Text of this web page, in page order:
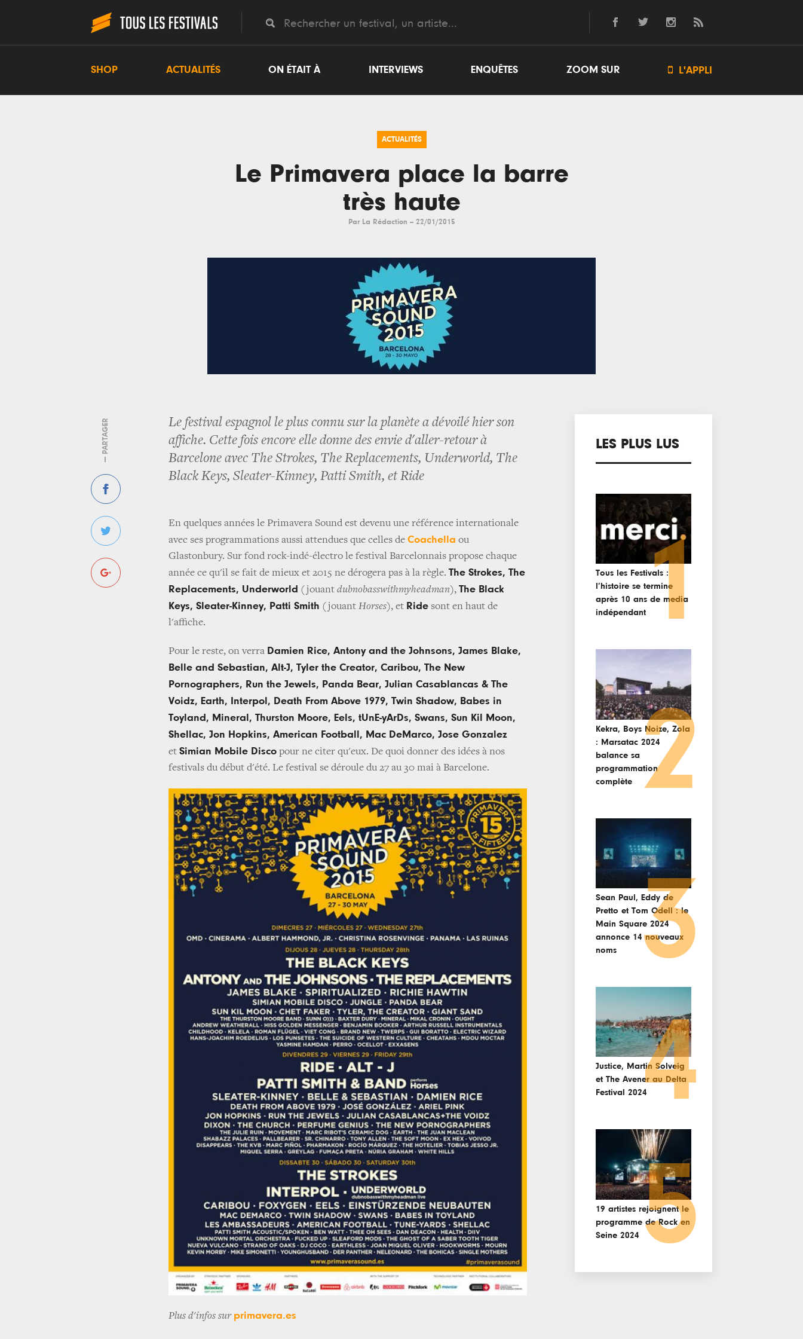
SHOP ACTUALITÉS ON ÉTAIT À INTERVIEWS ENQUÊTES ZOOM SUR  L'APPLI
ACTUALITÉS
Le Primavera place la barre
très haute
Par La Rédaction -- 22/01/2015
— PARTAGER
Le festival espagnol le plus connu sur la planète a dévoilé hier son
affiche. Cette fois encore elle donne des envie d'aller-retour à
Barcelone avec The Strokes, The Replacements, Underworld, The
Black Keys, Sleater-Kinney, Patti Smith, et Ride
En quelques années le Primavera Sound est devenu une référence internationale
avec ses programmations aussi attendues que celles de Coachella ou
Glastonbury. Sur fond rock-indé-électro le festival Barcelonnais propose chaque
année ce qu'il se fait de mieux et 2015 ne dérogera pas à la règle. The Strokes, The
Replacements, Underworld (jouant dubnobasswithmyheadman), The Black
Keys, Sleater-Kinney, Patti Smith (jouant Horses), et Ride sont en haut de
l'affiche.
Pour le reste, on verra Damien Rice, Antony and the Johnsons, James Blake,
Belle and Sebastian, Alt-J, Tyler the Creator, Caribou, The New
Pornographers, Run the Jewels, Panda Bear, Julian Casablancas & The
Voidz, Earth, Interpol, Death From Above 1979, Twin Shadow, Babes in
Toyland, Mineral, Thurston Moore, Eels, tUnE-yArDs, Swans, Sun Kil Moon,
Shellac, Jon Hopkins, American Football, Mac DeMarco, Jose Gonzalez
et Simian Mobile Disco pour ne citer qu'eux. De quoi donner des idées à nos
festivals du début d'été. Le festival se déroule du 27 au 30 mai à Barcelone.
Plus d'infos sur primavera.es
LES PLUS LUS
Tous les Festivals :
l’histoire se termine
après 10 ans de media
indépendant1
Kekra, Boys Noize, Zola
: Marsatac 2024
balance sa
programmation
complète
2
Sean Paul, Eddy de
Pretto et Tom Odell : le
Main Square 2024
annonce 14 nouveaux
noms
3
Justice, Martin Solveig
et The Avener au Delta
Festival 20244
19 artistes rejoignent le
programme de Rock en
Seine 2024 5